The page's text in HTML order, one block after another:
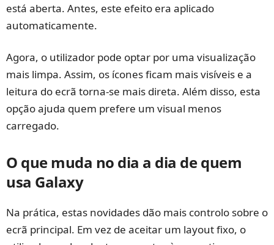
está aberta. Antes, este efeito era aplicado
automaticamente.
Agora, o utilizador pode optar por uma visualização
mais limpa. Assim, os ícones ficam mais visíveis e a
leitura do ecrã torna-se mais direta. Além disso, esta
opção ajuda quem prefere um visual menos
carregado.
O que muda no dia a dia de quem
usa Galaxy
Na prática, estas novidades dão mais controlo sobre o
ecrã principal. Em vez de aceitar um layout fixo, o